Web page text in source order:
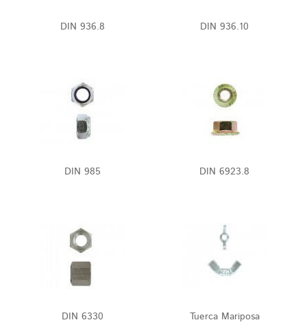
DIN 936.8 DIN 936.10
DIN 985 DIN 6923.8
DIN 6330 Tuerca Mariposa